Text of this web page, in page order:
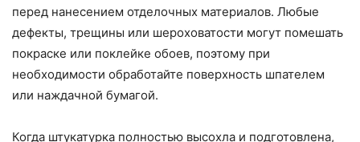
перед нанесением отделочных материалов. Любые
дефекты, трещины или шероховатости могут помешать
покраске или поклейке обоев, поэтому при
необходимости обработайте поверхность шпателем
или наждачной бумагой.
Когда штукатурка полностью высохла и подготовлена,